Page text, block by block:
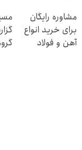
مشاوره رایگان
برای خرید انواع
آهن و فولاد